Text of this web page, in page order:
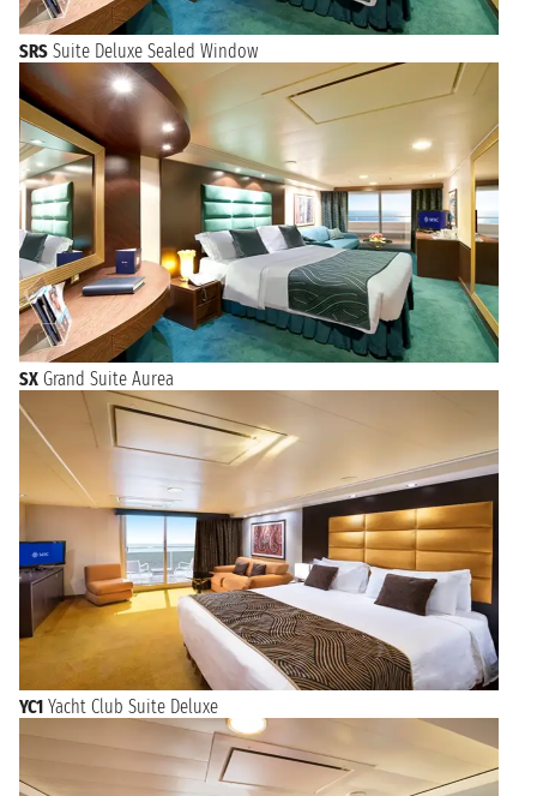
SRS Suite Deluxe Sealed Window
SX Grand Suite Aurea
YC1 Yacht Club Suite Deluxe